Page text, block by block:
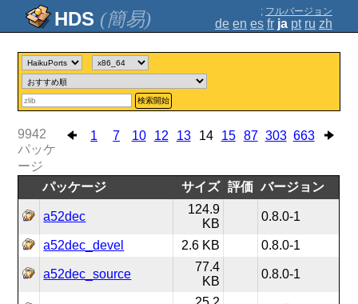
(簡易) ; フルバージョン
de en es fr ja pt ru zh
検索開始
1 7 10 12 13 14 15 87 303 663
9942
パッケ
ージ
パッケージ
サイズ 評価 バージョン
a52dec
124.9
KB
0.8.0-1
a52dec_devel 2.6 KB 0.8.0-1
a52dec_source
77.4
KB
0.8.0-1